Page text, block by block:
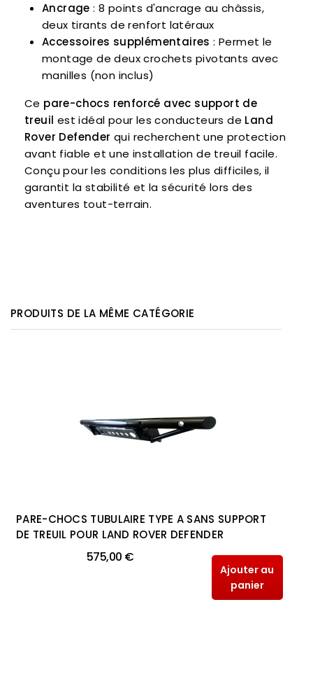
Ancrage : 8 points d'ancrage au châssis,
deux tirants de renfort latéraux
Accessoires supplémentaires : Permet le
montage de deux crochets pivotants avec
manilles (non inclus)
Ce pare-chocs renforcé avec support de
treuil est idéal pour les conducteurs de Land
Rover Defender qui recherchent une protection
avant fiable et une installation de treuil facile.
Conçu pour les conditions les plus difficiles, il
garantit la stabilité et la sécurité lors des
aventures tout-terrain.
PRODUITS DE LA MÊME CATÉGORIE
PARE-CHOCS TUBULAIRE TYPE A SANS SUPPORT
DE TREUIL POUR LAND ROVER DEFENDER
575,00 €
Ajouter au
panier